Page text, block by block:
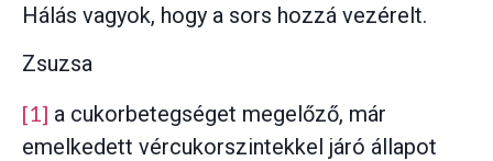
Hálás vagyok, hogy a sors hozzá vezérelt.
Zsuzsa
[1] a cukorbetegséget megelőző, már
emelkedett vércukorszintekkel járó állapot